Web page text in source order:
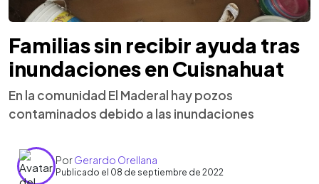
Familias sin recibir ayuda tras
inundaciones en Cuisnahuat
En la comunidad El Maderal hay pozos
contaminados debido a las inundaciones
PorGerardo Orellana
Publicado el 08 de septiembre de 2022